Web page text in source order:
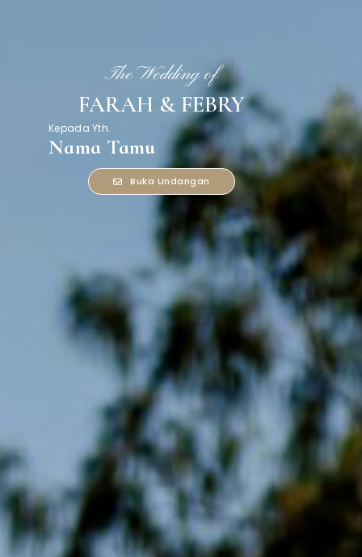
The Wedding of
FARAH & FEBRY
Kepada Yth.
Nama Tamu
Buka Undangan